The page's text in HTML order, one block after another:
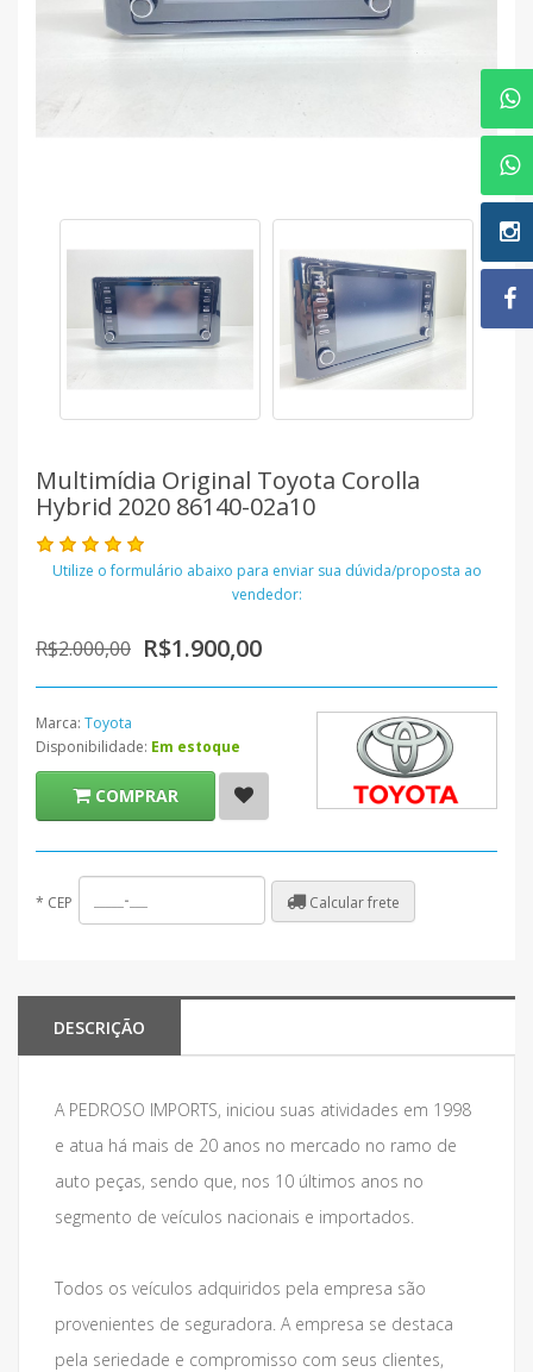
Multimídia Original Toyota Corolla
Hybrid 2020 86140-02a10
Utilize o formulário abaixo para enviar sua dúvida/proposta ao
vendedor:
R$2.000,00 R$1.900,00
Marca: Toyota
Disponibilidade: Em estoque
COMPRAR
* CEP Calcular frete
DESCRIÇÃO
A PEDROSO IMPORTS, iniciou suas atividades em 1998
e atua há mais de 20 anos no mercado no ramo de
auto peças, sendo que, nos 10 últimos anos no
segmento de veículos nacionais e importados.
Todos os veículos adquiridos pela empresa são
provenientes de seguradora. A empresa se destaca
pela seriedade e compromisso com seus clientes,